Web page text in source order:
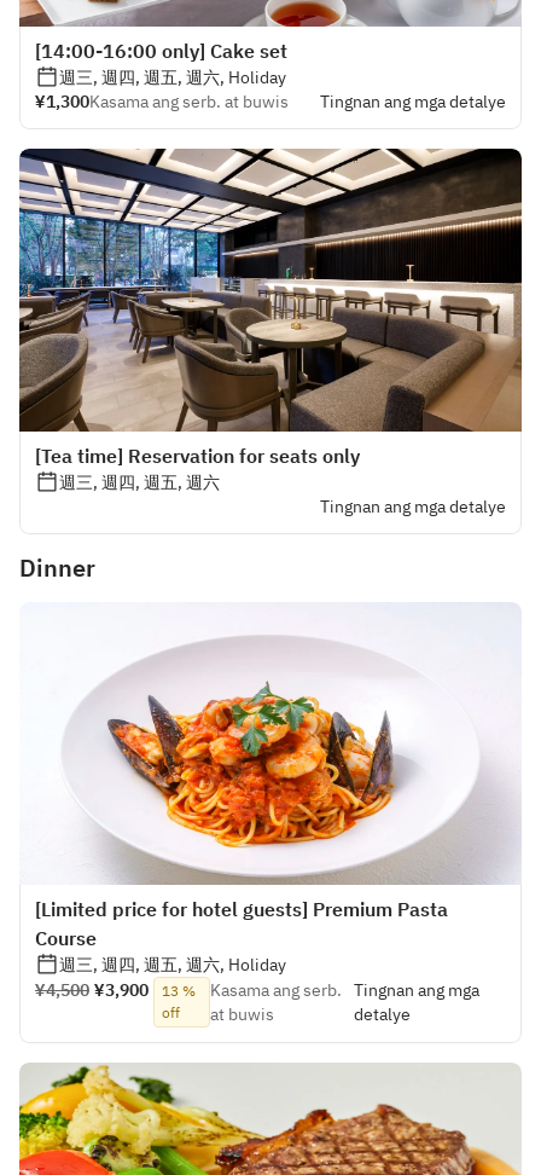
[14:00-16:00 only] Cake set
週三, 週四, 週五, 週六, Holiday
¥1,300Kasama ang serb. at buwis Tingnan ang mga detalye
[Tea time] Reservation for seats only
週三, 週四, 週五, 週六
Tingnan ang mga detalye
Dinner
[Limited price for hotel guests] Premium Pasta
Course
週三, 週四, 週五, 週六, Holiday
¥4,500 ¥3,900
13 %
off
Kasama ang serb.
at buwis
Tingnan ang mga
detalye